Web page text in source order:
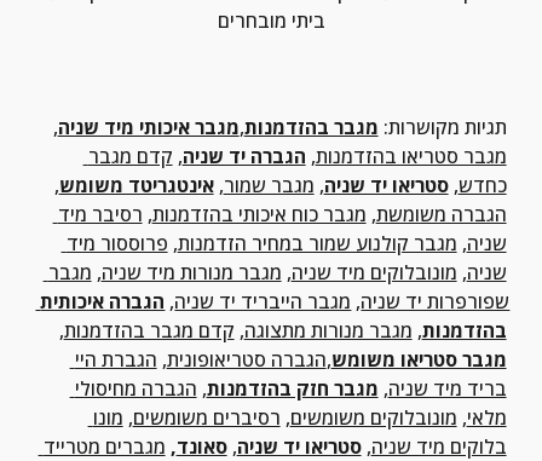
ביתי מובחרים
תגיות מקושרות: מגבר בהזדמנות,מגבר איכותי מיד שניה,
מגבר סטריאו בהזדמנות, הגברה יד שניה,
כחדש, סטריאו יד שניה, מגבר שמור, אינטגריטד משומש,
הגברה משומשת, מגבר כוח איכותי בהזדמנות,
שניה, מגבר קולנוע שמור במחיר הזדמנות,
שניה, מונובלוקים מיד שניה, מגבר מנורות מיד שניה,
שפורפרות יד שניה, מגבר הייבריד יד שניה,
הגברה איכותית
בהזדמנות, מגבר מנורות מתצוגה, קדם מגבר בהזדמנות,
מגבר סטריאו משומש,הגברה סטריאופונית,
בריד מיד שניה, מגבר חזק בהזדמנות,
מלאי, מונובלוקים משומשים, רסיברים משומשים,
בלוקים מיד שניה, סטריאו יד שניה, סאונד,